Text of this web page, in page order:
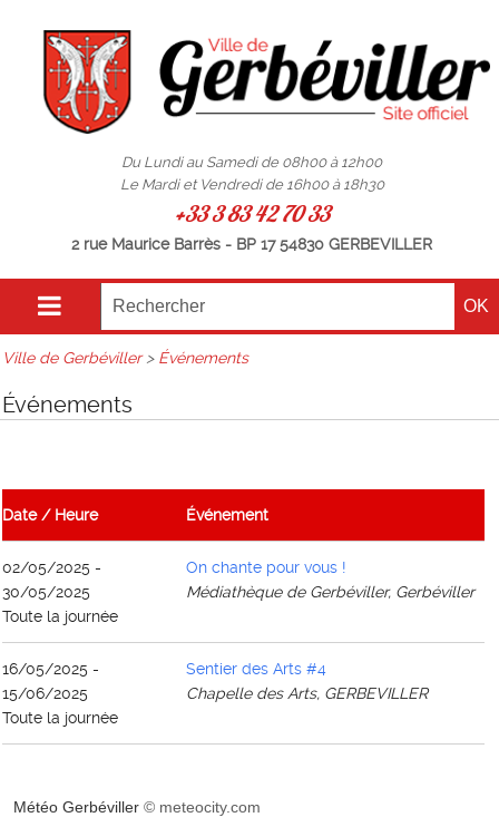
Du Lundi au Samedi de 08h00 à 12h00
Le Mardi et Vendredi de 16h00 à 18h30
+33 3 83 42 70 33
2 rue Maurice Barrès - BP 17 54830 GERBEVILLER
Ville de Gerbéviller> Événements
Événements
Date / Heure Événement
02/05/2025 -
30/05/2025
Toute la journée
On chante pour vous !
Médiathèque de Gerbéviller, Gerbéviller
16/05/2025 -
15/06/2025
Toute la journée
Sentier des Arts #4
Chapelle des Arts, GERBEVILLER
Météo Gerbéviller © meteocity.com